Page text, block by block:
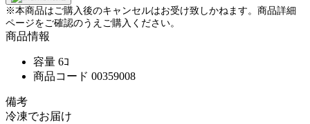
※本商品はご購入後のキャンセルはお受け致しかねます。商品詳細
ページをご確認のうえご購入ください。
商品情報
容量 6ｺ
商品コード 00359008
備考
冷凍でお届け